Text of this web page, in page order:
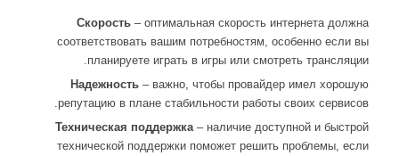
Скорость – оптимальная скорость интернета должна
соответствовать вашим потребностям, особенно если вы
планируете играть в игры или смотреть трансляции.
Надежность – важно, чтобы провайдер имел хорошую
репутацию в плане стабильности работы своих сервисов.
Техническая поддержка– наличие доступной и быстрой
технической поддержки поможет решить проблемы, если